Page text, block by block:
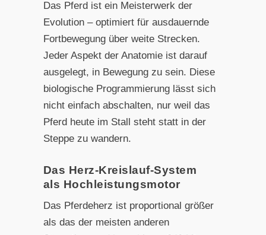
Das Pferd ist ein Meisterwerk der
Evolution – optimiert für ausdauernde
Fortbewegung über weite Strecken.
Jeder Aspekt der Anatomie ist darauf
ausgelegt, in Bewegung zu sein. Diese
biologische Programmierung lässt sich
nicht einfach abschalten, nur weil das
Pferd heute im Stall steht statt in der
Steppe zu wandern.
Das Herz-Kreislauf-System
als Hochleistungsmotor
Das Pferdeherz ist proportional größer
als das der meisten anderen